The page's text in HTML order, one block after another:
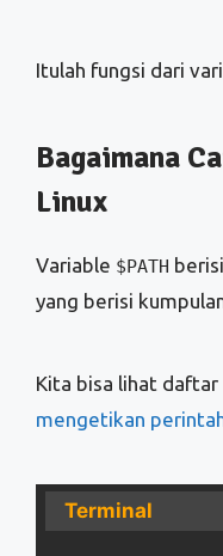
Itulah fungsi dari
Bagaimana
Linux
Variable $PATH
yang berisi
Kita bisa lihat
mengetikan
Terminal